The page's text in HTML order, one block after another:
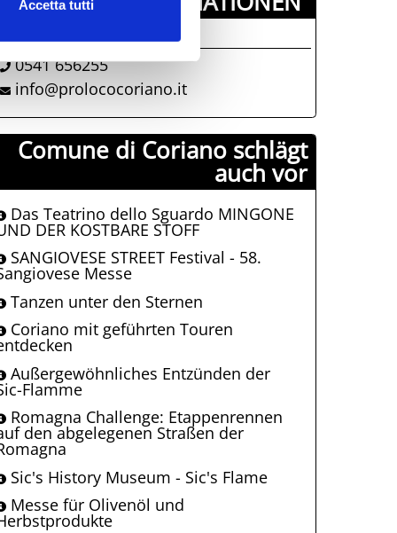
Accetta tutti
0541 656255
info@prolococoriano.it
Comune di Coriano schlägt
auch vor
Das Teatrino dello Sguardo MINGONE
DER KOSTBARE STOFF
SANGIOVESE STREET Festival - 58.
Messe
Tanzen unter den Sternen
Coriano mit geführten Touren
Außergewöhnliches Entzünden der
Flamme
Romagna Challenge: Etappenrennen
den abgelegenen Straßen der
Sic's History Museum - Sic's Flame
Messe für Olivenöl und